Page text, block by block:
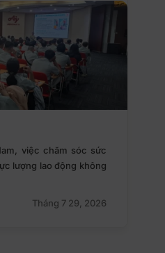
việc chăm sóc sức
lượng lao động không
Tháng 7 29, 2026